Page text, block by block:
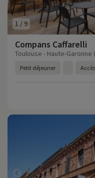
1 / 9
Compans Caffarelli
Toulouse - Haute-Garonne
Petit déjeuner